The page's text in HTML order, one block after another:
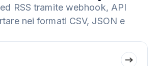
RSS tramite webhook, API
nei formati CSV, JSON e